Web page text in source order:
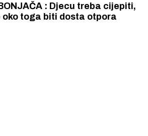
: Djecu treba cijepiti,
oko toga biti dosta otpora